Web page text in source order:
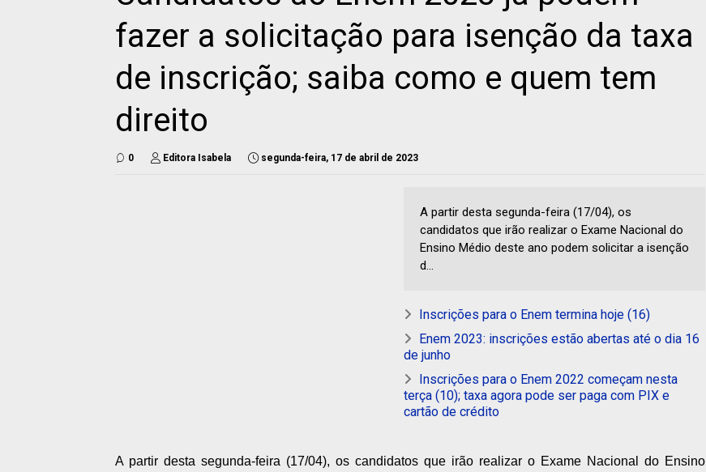
fazer a solicitação para isenção da taxa
de inscrição; saiba como e quem tem
direito
0 Editora Isabela segunda-feira, 17 de abril de 2023
A partir desta segunda-feira (17/04), os
candidatos que irão realizar o Exame Nacional do
Ensino Médio deste ano podem solicitar a isenção
d...
Inscrições para o Enem termina hoje (16)
Enem 2023: inscrições estão abertas até o dia 16
de junho
Inscrições para o Enem 2022 começam nesta
terça (10); taxa agora pode ser paga com PIX e
cartão de crédito
A partir desta segunda-feira (17/04), os candidatos que irão realizar o Exame Nacional do Ensino